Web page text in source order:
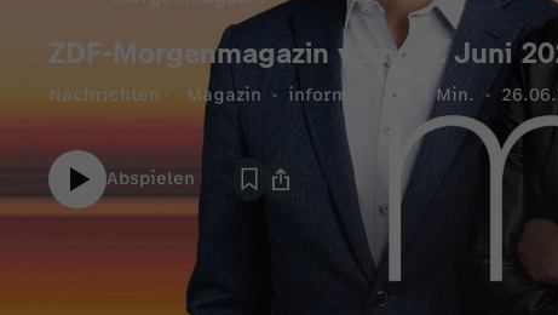
ZDF-Morgenmagazin vom 26. Juni
Nachrichten Magazin informativ 88 Min.
Abspielen